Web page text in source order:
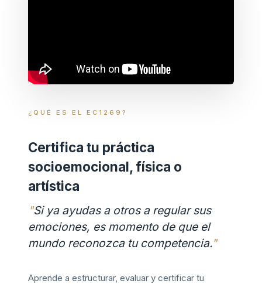
¿QUÉ ES EL EC1269?
Certifica tu práctica
socioemocional, física o
artística
Si ya ayudas a otros a regular sus
emociones, es momento de que el
mundo reconozca tu competencia.
Aprende a estructurar, evaluar y certificar tu